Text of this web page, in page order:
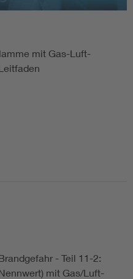
der Normung
mit Gas-Luft-
- Teil 11-2:
mit Gas/Luft-